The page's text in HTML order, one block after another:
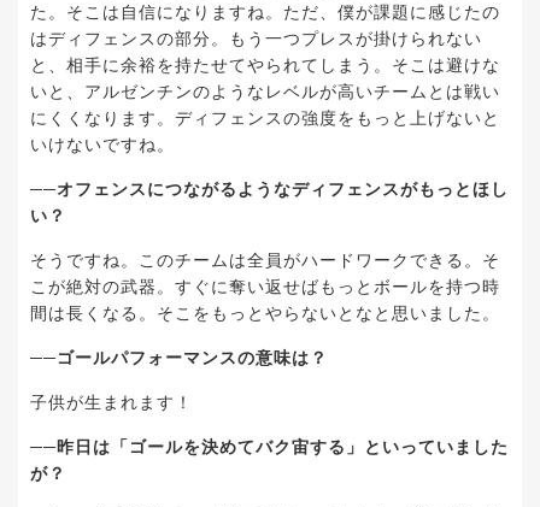
た。そこは自信になりますね。ただ、僕が課題に感じたの
はディフェンスの部分。もう一つプレスが掛けられない
と、相手に余裕を持たせてやられてしまう。そこは避けな
いと、アルゼンチンのようなレベルが高いチームとは戦い
にくくなります。ディフェンスの強度をもっと上げないと
いけないですね。
──オフェンスにつながるようなディフェンスがもっとほし
い？
そうですね。このチームは全員がハードワークできる。そ
こが絶対の武器。すぐに奪い返せばもっとボールを持つ時
間は長くなる。そこをもっとやらないとなと思いました。
──ゴールパフォーマンスの意味は？
子供が生まれます！
──昨日は「ゴールを決めてバク宙する」といっていました
が？